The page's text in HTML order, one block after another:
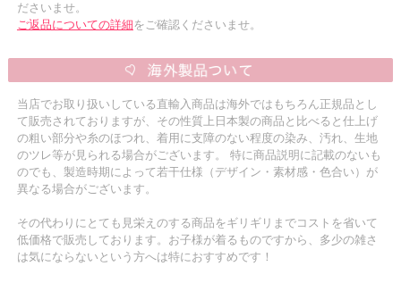
ださいませ。
ご返品についての詳細をご確認くださいませ。
当店でお取り扱いしている直輸入商品は海外ではもちろん正規品とし
て販売されておりますが、その性質上日本製の商品と比べると仕上げ
の粗い部分や糸のほつれ、着用に支障のない程度の染み、汚れ、生地
のツレ等が見られる場合がございます。 特に商品説明に記載のないも
のでも、製造時期によって若干仕様（デザイン・素材感・色合い）が
異なる場合がございます。
その代わりにとても見栄えのする商品をギリギリまでコストを省いて
低価格で販売しております。お子様が着るものですから、多少の雑さ
は気にならないという方へは特におすすめです！